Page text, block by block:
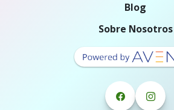
Blog
Sobre Nosotros